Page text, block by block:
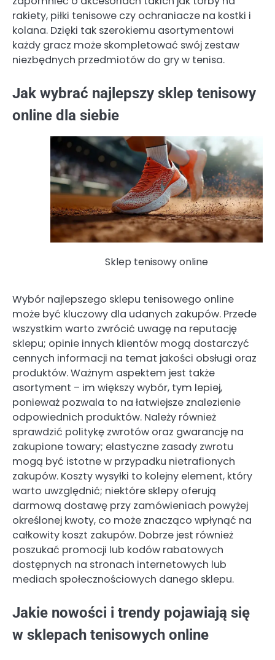
rakiety, piłki tenisowe czy ochraniacze na kostki i
kolana. Dzięki tak szerokiemu asortymentowi
każdy gracz może skompletować swój zestaw
niezbędnych przedmiotów do gry w tenisa.
Jak wybrać najlepszy sklep tenisowy
online dla siebie
Sklep tenisowy online
Wybór najlepszego sklepu tenisowego online
może być kluczowy dla udanych zakupów. Przede
wszystkim warto zwrócić uwagę na reputację
sklepu; opinie innych klientów mogą dostarczyć
cennych informacji na temat jakości obsługi oraz
produktów. Ważnym aspektem jest także
asortyment – im większy wybór, tym lepiej,
ponieważ pozwala to na łatwiejsze znalezienie
odpowiednich produktów. Należy również
sprawdzić politykę zwrotów oraz gwarancję na
zakupione towary; elastyczne zasady zwrotu
mogą być istotne w przypadku nietrafionych
zakupów. Koszty wysyłki to kolejny element, który
warto uwzględnić; niektóre sklepy oferują
darmową dostawę przy zamówieniach powyżej
określonej kwoty, co może znacząco wpłynąć na
całkowity koszt zakupów. Dobrze jest również
poszukać promocji lub kodów rabatowych
dostępnych na stronach internetowych lub
mediach społecznościowych danego sklepu.
Jakie nowości i trendy pojawiają się
w sklepach tenisowych online